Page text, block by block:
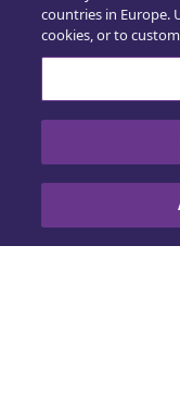
countries in Europe.
cookies, or to